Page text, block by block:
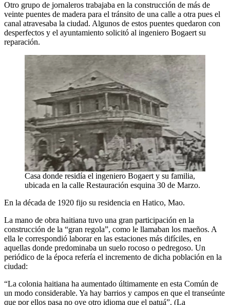
Otro grupo de jornaleros trabajaba en la construcción de más de
veinte puentes de madera para el tránsito de una calle a otra pues el
canal atravesaba la ciudad. Algunos de estos puentes quedaron con
desperfectos y el ayuntamiento solicitó al ingeniero Bogaert su
reparación.
Casa donde residía el ingeniero Bogaert y su familia,
ubicada en la calle Restauración esquina 30 de Marzo.
En la década de 1920 fijo su residencia en Hatico, Mao.
La mano de obra haitiana tuvo una gran participación en la
construcción de la “gran regola”, como le llamaban los maeños. A
ella le correspondió laborar en las estaciones más difíciles, en
aquellas donde predominaba un suelo rocoso o pedregoso. Un
periódico de la época refería el incremento de dicha población en la
ciudad:
“La colonia haitiana ha aumentado últimamente en esta Común de
un modo considerable. Ya hay barrios y campos en que el transeúnte
que por ellos pasa no oye otro idioma que el patuá”. (La